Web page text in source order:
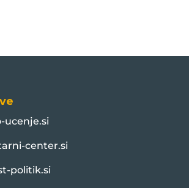
ucenje.si
center.si
politik.si